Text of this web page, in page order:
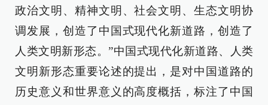
政治文明、精神文明、社会文明、生态文明协
调发展，创造了中国式现代化新道路，创造了
人类文明新形态。”中国式现代化新道路、人类
文明新形态重要论述的提出，是对中国道路的
历史意义和世界意义的高度概括，标注了中国